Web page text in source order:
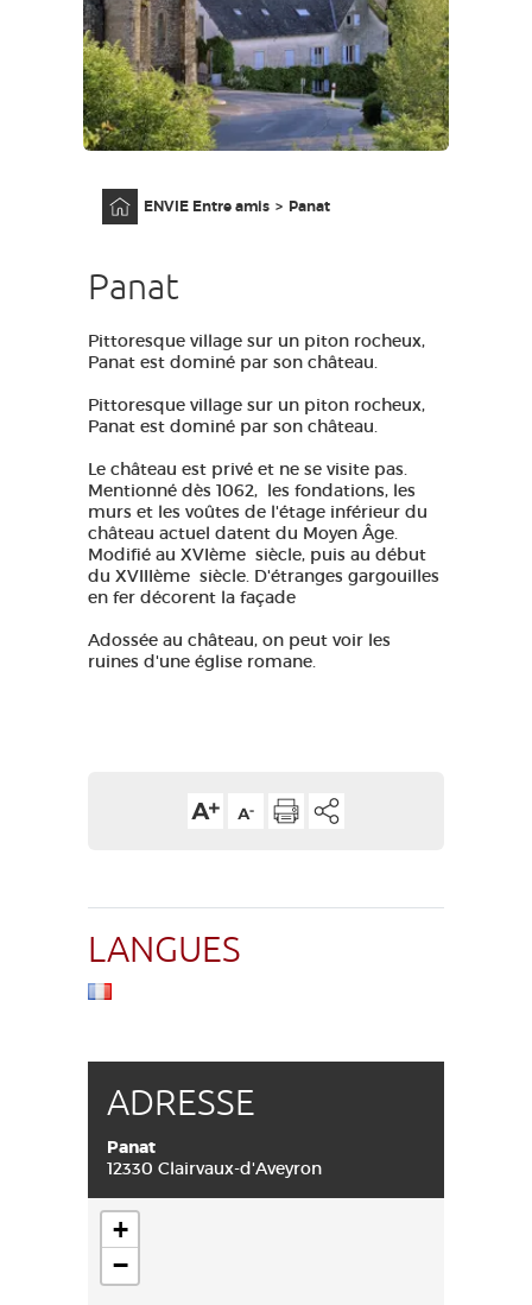
MA SÉLECTION
FR
ENVIE Entre amis Panat
Panat
Pittoresque village sur un piton rocheux,
Panat est dominé par son château.
Pittoresque village sur un piton rocheux,
Panat est dominé par son château.
Le château est privé et ne se visite pas.
Mentionné dès 1062, les fondations, les
murs et les voûtes de l'étage inférieur du
château actuel datent du Moyen Âge.
Modifié au XVIème siècle, puis au début
du XVIIIème siècle. D'étranges gargouilles
en fer décorent la façade
Adossée au château, on peut voir les
ruines d'une église romane.
LANGUES
ADRESSE
Panat
12330 Clairvaux-d'Aveyron
+
−